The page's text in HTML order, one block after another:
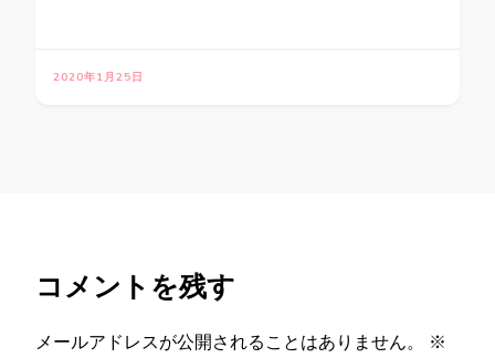
2020年1月25日
コメントを残す
メールアドレスが公開されることはありません。
※